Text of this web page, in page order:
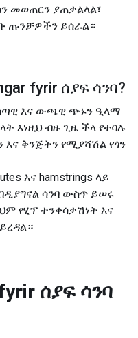
መወጠርን ያጠቃልላል፣
ጡንቻዎችን ይሰራል።
fyrir ሰያፍ ሳንባ?
እና ውጫዊ ጭኑን ዒላማ
እነዚህ ብዙ ጊዜ ችላ የተባሉ
ቅንጅትን የሚያሻሽል የጎን
እና hamstrings ላይ
ሳንባ ውስጥ ይሠሩ
የሂፕ ተንቀሳቃሽነት እና
ሰያፍ ሳንባ